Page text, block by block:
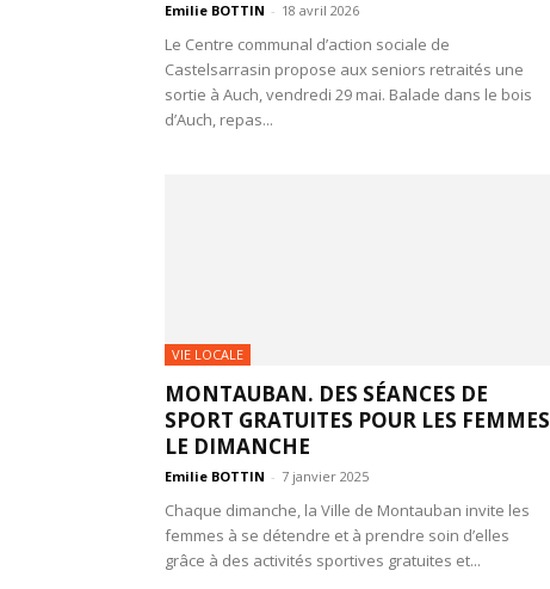
Emilie BOTTIN - 18 avril 2026
Le Centre communal d’action sociale de
Castelsarrasin propose aux seniors retraités une
sortie à Auch, vendredi 29 mai. Balade dans le bois
d’Auch, repas...
VIE LOCALE
MONTAUBAN. DES SÉANCES DE
SPORT GRATUITES POUR LES FEMMES
LE DIMANCHE
Emilie BOTTIN - 7 janvier 2025
Chaque dimanche, la Ville de Montauban invite les
femmes à se détendre et à prendre soin d’elles
grâce à des activités sportives gratuites et...